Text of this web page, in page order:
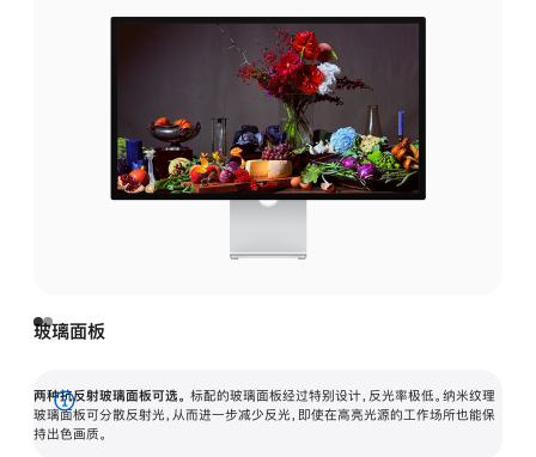
玻璃面板
两种抗反射玻璃面板可选。 标配的玻璃面板经过特别设计，反光率极低。纳米纹理
玻璃面板可分散反射光，从而进一步减少反光，即使在高亮光源的工作场所也能保
持出色画质。
展
开